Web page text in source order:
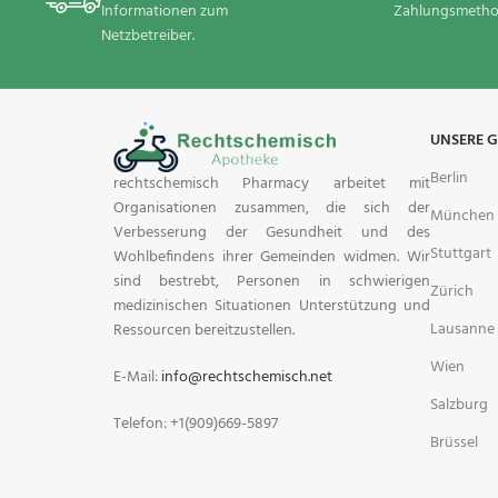
mg ist nicht für die Anwendung bei Bedarf
gegen Schmerzen vorgesehen. Dilaudid 8 mg
verwendet werden, die nicht in dieser
Benzodiazepin
Medikament
können Sie
Informationen zum
Netzbetreiber.
UNSERE
Berlin
München
Stuttgart
Zürich
Lausanne
Wien
Salzburg
Brüssel
rechtschemisch Pharmacy arbeitet mit
Organisationen zusammen, die sich der
Verbesserung der Gesundheit und des
Wohlbefindens ihrer Gemeinden widmen. Wir
sind bestrebt, Personen in schwierigen
medizinischen Situationen Unterstützung und
Ressourcen bereitzustellen.
E-Mail:info@rechtschemisch.net
Telefon: +1(909)669-5897